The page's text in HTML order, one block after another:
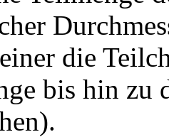
die
bis hin zu